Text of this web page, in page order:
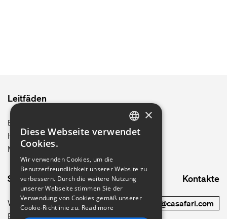
Leitfäden
Berlin
Hamburg
München
Site map
Wie es funktioniert
Blog
Kontakte
commercial@casafari.com
ENGLISH
FRENCH
PORTUGUESE
×
Diese Webseite verwendet
Cookies.
Wir verwenden Cookies, um die
Benutzerfreundlichkeit unserer Website zu
verbessern. Durch die weitere Nutzung
unserer Webseite stimmen Sie der
Verwendung von Cookies gemäß unserer
Cookie-Richtlinie zu. Read more